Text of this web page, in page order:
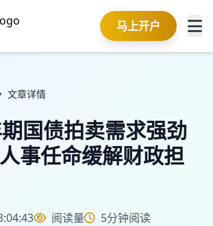
马上开户
文章详情
国债拍卖需求强劲
事任命缓解财政担
阅读量 5分钟阅读